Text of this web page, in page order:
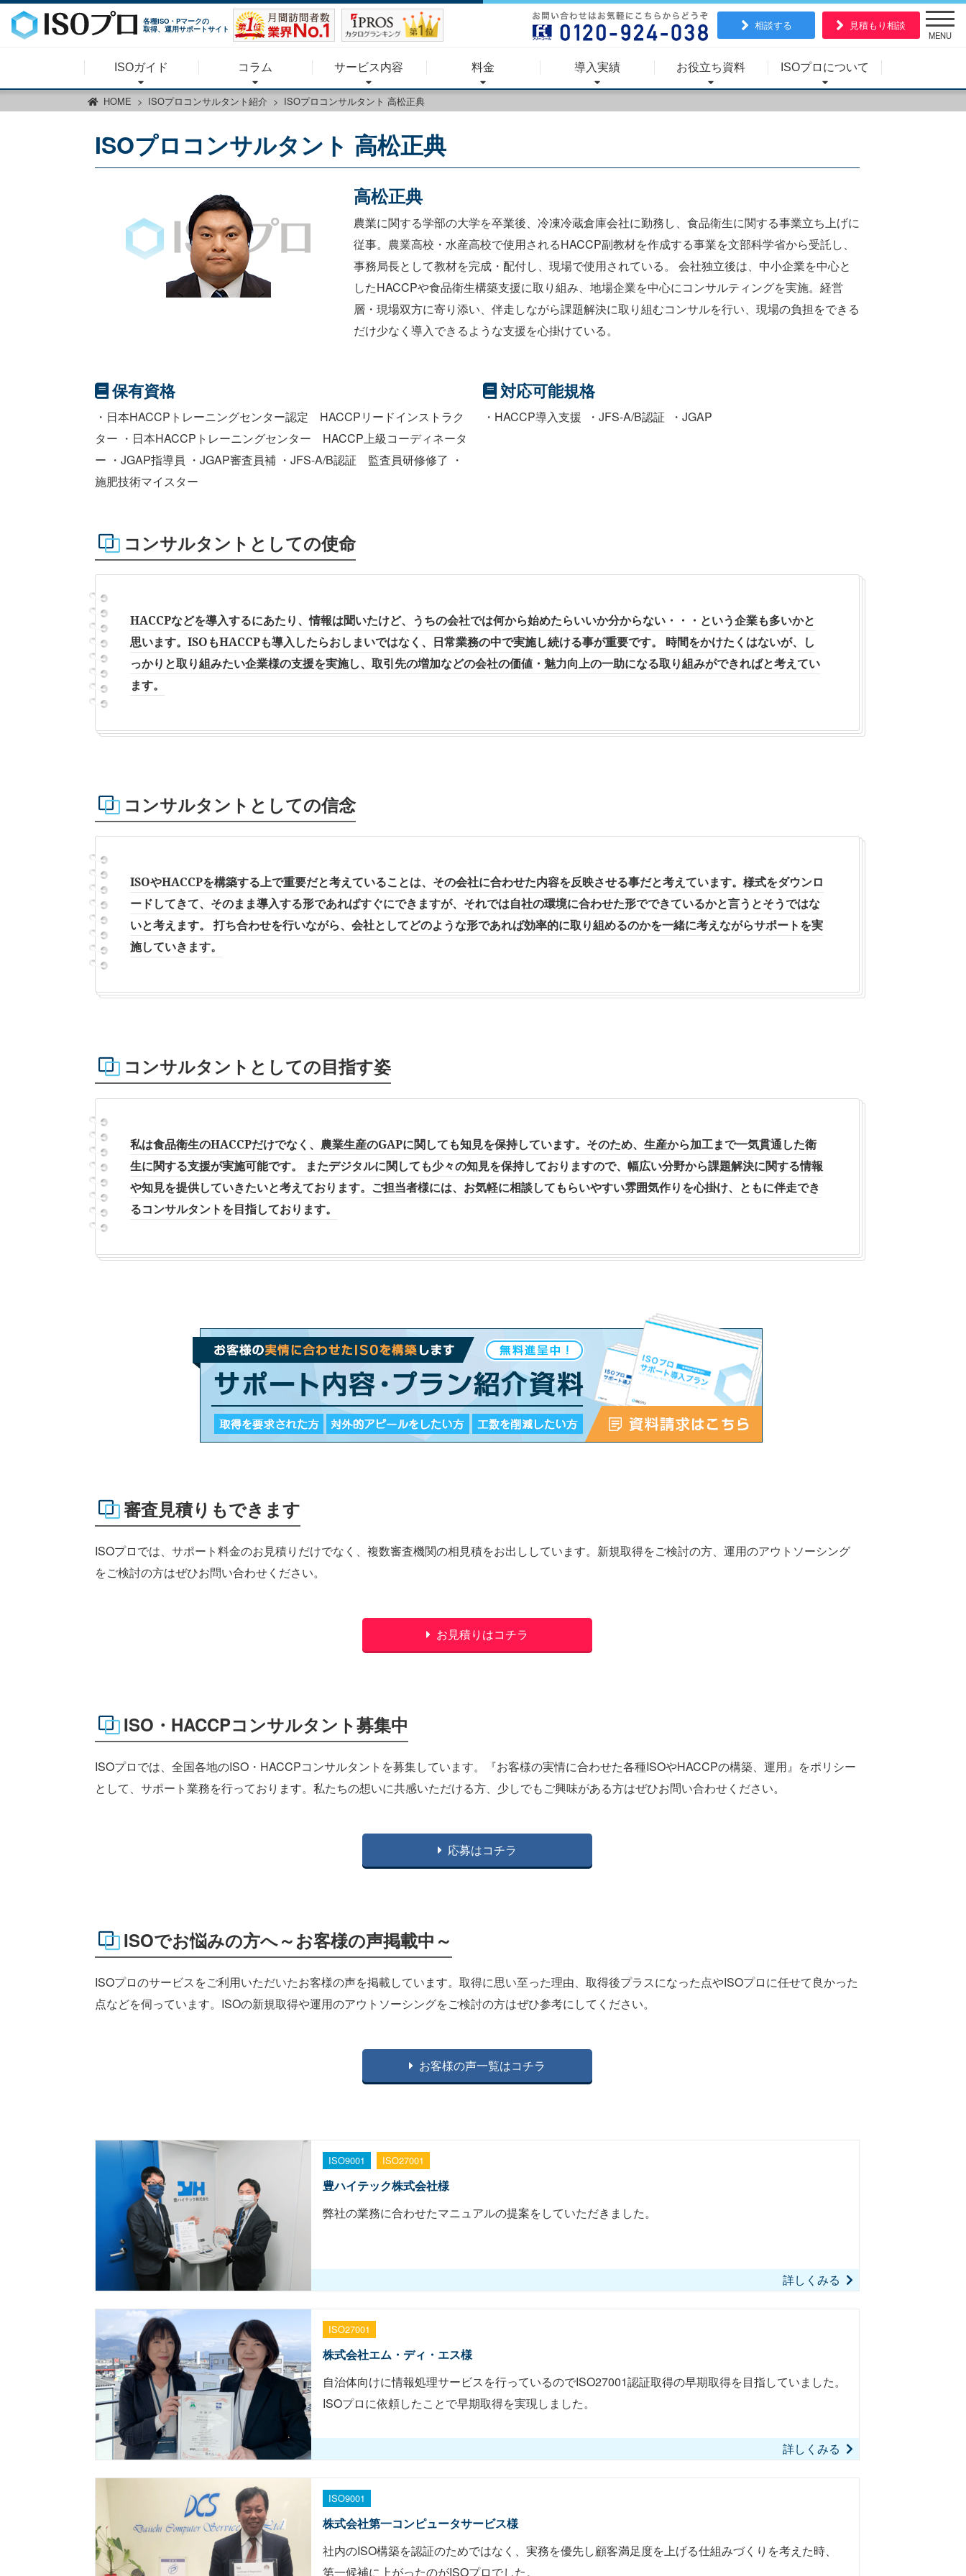
各種ISO・Pマークの
取得、運用サポートサイト 相談する 見積もり相談
MENU
ISOガイド コラム サービス内容 料金 導入実績 お役立ち資料 ISOプロについて
HOME ISOプロコンサルタント紹介 ISOプロコンサルタント 高松正典
ISOプロコンサルタント 高松正典
高松正典
農業に関する学部の大学を卒業後、冷凍冷蔵倉庫会社に勤務し、食品衛生に関する事業立ち上げに
従事。農業高校・水産高校で使用されるHACCP副教材を作成する事業を文部科学省から受託し、
事務局長として教材を完成・配付し、現場で使用されている。 会社独立後は、中小企業を中心と
したHACCPや食品衛生構築支援に取り組み、地場企業を中心にコンサルティングを実施。経営
層・現場双方に寄り添い、伴走しながら課題解決に取り組むコンサルを行い、現場の負担をできる
だけ少なく導入できるような支援を心掛けている。
保有資格
・日本HACCPトレーニングセンター認定 HACCPリードインストラク
ター ・日本HACCPトレーニングセンター HACCP上級コーディネータ
ー ・JGAP指導員 ・JGAP審査員補 ・JFS-A/B認証 監査員研修修了 ・
施肥技術マイスター
対応可能規格
HACCP導入支援 JFS-A/B認証 JGAP
コンサルタントとしての使命
HACCPなどを導入するにあたり、情報は聞いたけど、うちの会社では何から始めたらいいか分からない・・・という企業も多いかと
思います。ISOもHACCPも導入したらおしまいではなく、日常業務の中で実施し続ける事が重要です。 時間をかけたくはないが、し
っかりと取り組みたい企業様の支援を実施し、取引先の増加などの会社の価値・魅力向上の一助になる取り組みができればと考えてい
ます。
コンサルタントとしての信念
ISOやHACCPを構築する上で重要だと考えていることは、その会社に合わせた内容を反映させる事だと考えています。様式をダウンロ
ードしてきて、そのまま導入する形であればすぐにできますが、それでは自社の環境に合わせた形でできているかと言うとそうではな
いと考えます。 打ち合わせを行いながら、会社としてどのような形であれば効率的に取り組めるのかを一緒に考えながらサポートを実
施していきます。
コンサルタントとしての目指す姿
私は食品衛生のHACCPだけでなく、農業生産のGAPに関しても知見を保持しています。そのため、生産から加工まで一気貫通した衛
生に関する支援が実施可能です。 またデジタルに関しても少々の知見を保持しておりますので、幅広い分野から課題解決に関する情報
や知見を提供していきたいと考えております。ご担当者様には、お気軽に相談してもらいやすい雰囲気作りを心掛け、ともに伴走でき
るコンサルタントを目指しております。
審査見積りもできます
ISOプロでは、サポート料金のお見積りだけでなく、複数審査機関の相見積をお出ししています。新規取得をご検討の方、運用のアウトソーシング
をご検討の方はぜひお問い合わせください。
お見積りはコチラ
ISO・HACCPコンサルタント募集中
ISOプロでは、全国各地のISO・HACCPコンサルタントを募集しています。『お客様の実情に合わせた各種ISOやHACCPの構築、運用』をポリシー
として、サポート業務を行っております。私たちの想いに共感いただける方、少しでもご興味がある方はぜひお問い合わせください。
応募はコチラ
ISOでお悩みの方へ～お客様の声掲載中～
ISOプロのサービスをご利用いただいたお客様の声を掲載しています。取得に思い至った理由、取得後プラスになった点やISOプロに任せて良かった
点などを伺っています。ISOの新規取得や運用のアウトソーシングをご検討の方はぜひ参考にしてください。
お客様の声一覧はコチラ
ISO9001 ISO27001
豊ハイテック株式会社様
弊社の業務に合わせたマニュアルの提案をしていただきました。
詳しくみる
ISO27001
株式会社エム・ディ・エス様
自治体向けに情報処理サービスを行っているのでISO27001認証取得の早期取得を目指していました。
ISOプロに依頼したことで早期取得を実現しました。
詳しくみる
ISO9001
株式会社第一コンピュータサービス様
社内のISO構築を認証のためではなく、実務を優先し顧客満足度を上げる仕組みづくりを考えた時、
第一候補に上がったのがISOプロでした。